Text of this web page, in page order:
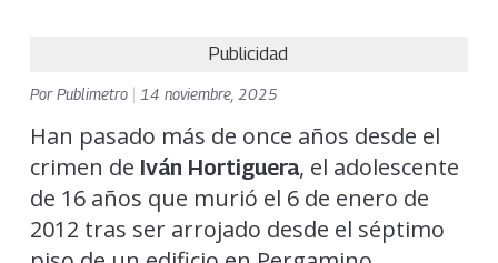
Publicidad
PorPublimetro 14 noviembre, 2025
Han pasado más de once años desde el
crimen de Iván Hortiguera, el adolescente
de 16 años que murió el 6 de enero de
2012 tras ser arrojado desde el séptimo